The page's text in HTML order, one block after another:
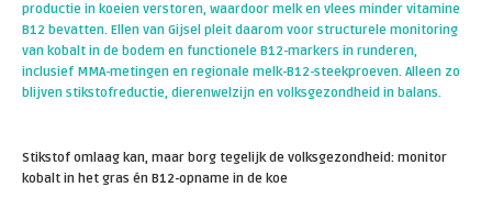
productie in koeien verstoren, waardoor melk en vlees minder vitamine
B12 bevatten. Ellen van Gijsel pleit daarom voor structurele monitoring
van kobalt in de bodem en functionele B12-markers in runderen,
inclusief MMA-metingen en regionale melk-B12-steekproeven. Alleen zo
blijven stikstofreductie, dierenwelzijn en volksgezondheid in balans.
Stikstof omlaag kan, maar borg tegelijk de volksgezondheid: monitor
kobalt in het gras én B12-opname in de koe